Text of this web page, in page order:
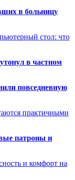
в больницу
стол: что
в частном
повседневную
практичными
патроны и
и комфорт на